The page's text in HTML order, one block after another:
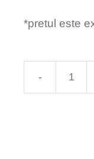
*pretul este